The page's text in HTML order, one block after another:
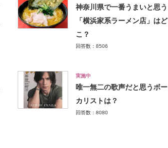
神奈川県で一番うまいと思う
「横浜家系ラーメン店」はど
こ？
回答数：8506
実施中
唯一無二の歌声だと思うボー
カリストは？
回答数：8080